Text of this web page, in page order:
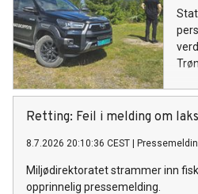
Retting: Feil i melding om
8.7.2026 20:10:36 CEST
Miljødirektoratet strammer inn
opprinnelig pressemelding.